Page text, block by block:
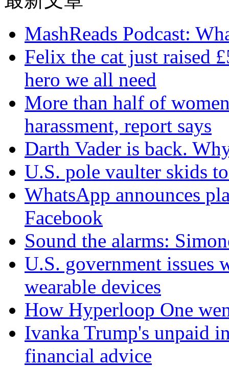
MashReads Podcast:
Felix the cat just raised
hero we all need
More than half of
harassment, report says
Darth Vader is back.
U.S. pole vaulter skids
WhatsApp announces
Facebook
Sound the alarms:
U.S. government issues
wearable devices
How Hyperloop One
Ivanka Trump's unpaid
financial advice